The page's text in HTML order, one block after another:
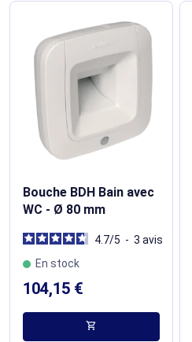
Bouche BDH Bain avec
WC - Ø 80 mm
4.7/5 - 3 avis
En stock
104,15 €
shopping_cart